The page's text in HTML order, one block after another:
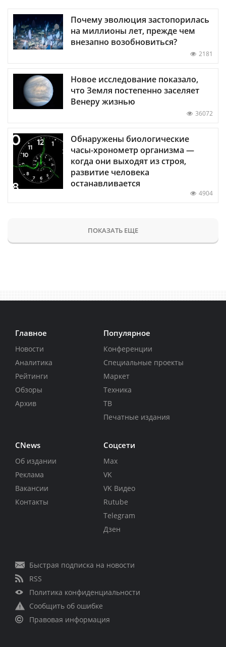
Почему эволюция застопорилась
на миллионы лет, прежде чем
внезапно возобновиться?
2181
Новое исследование показало,
что Земля постепенно заселяет
Венеру жизнью
36072
Обнаружены биологические
часы-хронометр организма —
когда они выходят из строя,
развитие человека
останавливается
4904
ПОКАЗАТЬ ЕЩЕ
Главное
Новости
Аналитика
Рейтинги
Обзоры
Архив
Популярное
Конференции
Специальные проекты
Маркет
Техника
ТВ
Печатные издания
CNews
Об издании
Реклама
Вакансии
Контакты
Соцсети
Max
VK
VK Видео
Rutube
Telegram
Дзен
Быстрая подписка на новости
RSS
Политика конфиденциальности
Сообщить об ошибке
Правовая информация